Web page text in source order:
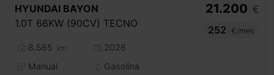
HYUNDAI BAYON
1.0T 66KW (90CV) TECNO
8.565 km
2026
Manual
Gasolina
21.200 €
252
€/mes